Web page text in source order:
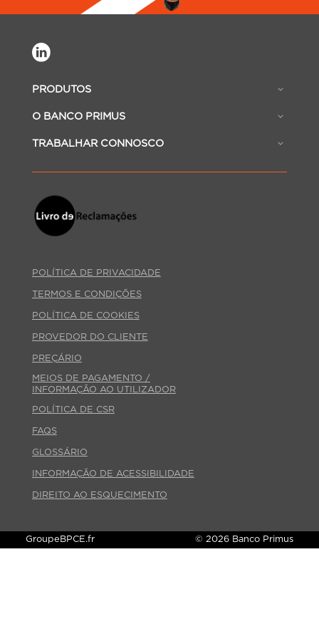
PRODUTOS
O BANCO PRIMUS
TRABALHAR CONNOSCO
POLÍTICA DE PRIVACIDADE
TERMOS E CONDIÇÕES
POLÍTICA DE COOKIES
PROVEDOR DO CLIENTE
PREÇÁRIO
MEIOS DE PAGAMENTO /
INFORMAÇÃO AO UTILIZADOR
POLÍTICA DE CSR
FAQS
GLOSSÁRIO
INFORMAÇÃO DE ACESSIBILIDADE
DIREITO AO ESQUECIMENTO
GroupeBPCE.fr © 2026 Banco Primus